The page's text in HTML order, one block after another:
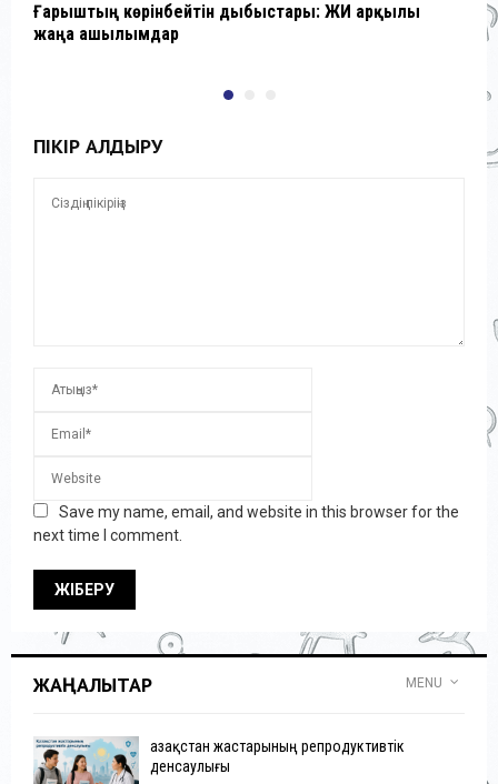
Ғарыштың көрінбейтін дыбыстары: ЖИ арқылы
жаңа ашылымдар
ПІКІР ҚАЛДЫРУ
Save my name, email, and website in this browser for the
next time I comment.
ЖАҢАЛЫҚТАР MENU
Қазақстан жастарының репродуктивтік
денсаулығы